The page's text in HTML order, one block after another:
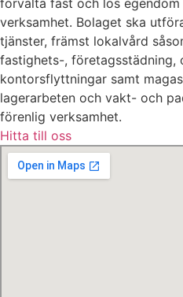
verksamhet. Bolaget ska
tjänster, främst lokalvård
fastighets-, företagsstädning,
kontorsflyttningar samt
lagerarbeten och vakt- och
förenlig verksamhet.
Hitta till oss